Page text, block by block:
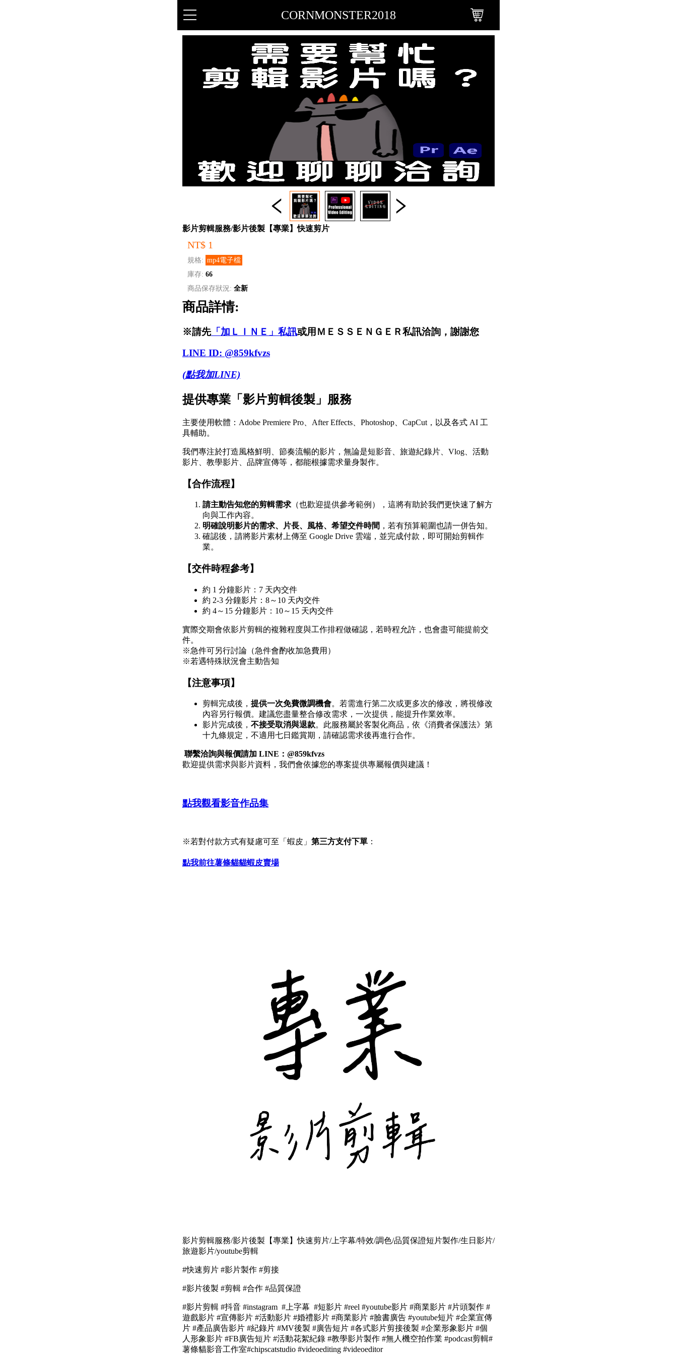
CORNMONSTER2018
影片剪輯服務/影片後製【專業】快速剪片
NT$ 1
規格: mp4電子檔
庫存: 66
商品保存狀況: 全新
商品詳情:
※請先「加ＬＩＮＥ」 私訊或用ＭＥＳＳＥＮＧＥＲ私訊洽詢，謝謝您
LINE ID: @859kfvzs
(點我加LINE)
提供專業「影片剪輯後製」服務
主要使用軟體：Adobe Premiere Pro、After Effects、Photoshop、CapCut，以及各式 AI 工
具輔助。
我們專注於打造風格鮮明、節奏流暢的影片，無論是短影音、旅遊紀錄片、Vlog、活動
影片、教學影片、品牌宣傳等，都能根據需求量身製作。
【合作流程】
請主動告知您的剪輯需求（也歡迎提供參考範例），這將有助於我們更快速了解方
向與工作內容。
明確說明影片的需求、片長、風格、希望交件時間 ，若有預算範圍也請一併告知。
確認後，請將影片素材上傳至 Google Drive 雲端，並完成付款，即可開始剪輯作
業。
【交件時程參考】
約 1 分鐘影片：7 天內交件
約 2-3 分鐘影片：8～10 天內交件
約 4～15 分鐘影片：10～15 天內交件
實際交期會依影片剪輯的複雜程度與工作排程做確認，若時程允許，也會盡可能提前交
件。
※急件可另行討論（急件會酌收加急費用）
※若遇特殊狀況會主動告知
【注意事項】
剪輯完成後， 提供一次免費微調機會。若需進行第二次或更多次的修改，將視修改
內容另行報價。建議您盡量整合修改需求，一次提供，能提升作業效率。
影片完成後， 不接受取消與退款。此服務屬於客製化商品，依《消費者保護法》第
十九條規定，不適用七日鑑賞期，請確認需求後再進行合作。
聯繫洽詢與報價請加 LINE：@859kfvzs
歡迎提供需求與影片資料，我們會依據您的專案提供專屬報價與建議！
點我觀看影音作品集
※若對付款方式有疑慮可至「蝦皮」 第三方支付下單 ：
點我前往薯條貓貓蝦皮賣場
影片剪輯服務/影片後製【專業】快速剪片/上字幕/特效/調色/品質保證短片製作/生日影片/
旅遊影片/youtube剪輯
#快速剪片 #影片製作 #剪接
#影片後製 #剪輯 #合作 #品質保證
#影片剪輯 #抖音 #instagram #上字幕 #短影片 #reel #youtube影片 #商業影片 #片頭製作 #
遊戲影片 #宣傳影片 #活動影片 #婚禮影片 #商業影片 #臉書廣告 #youtube短片 #企業宣傳
片 #產品廣告影片 #紀錄片 #MV後製 #廣告短片 #各式影片剪接後製 #企業形象影片 #個
人形象影片 #FB廣告短片 #活動花絮紀錄 #教學影片製作 #無人機空拍作業 #podcast剪輯#
薯條貓影音工作室#chipscatstudio #videoediting #videoeditor